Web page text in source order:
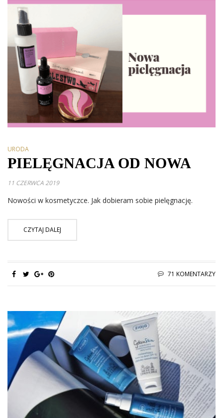
URODA
PIELĘGNACJA OD NOWA
11 CZERWCA 2019
Nowości w kosmetyczce. Jak dobieram sobie pielęgnację.
CZYTAJ DALEJ
71 KOMENTARZY